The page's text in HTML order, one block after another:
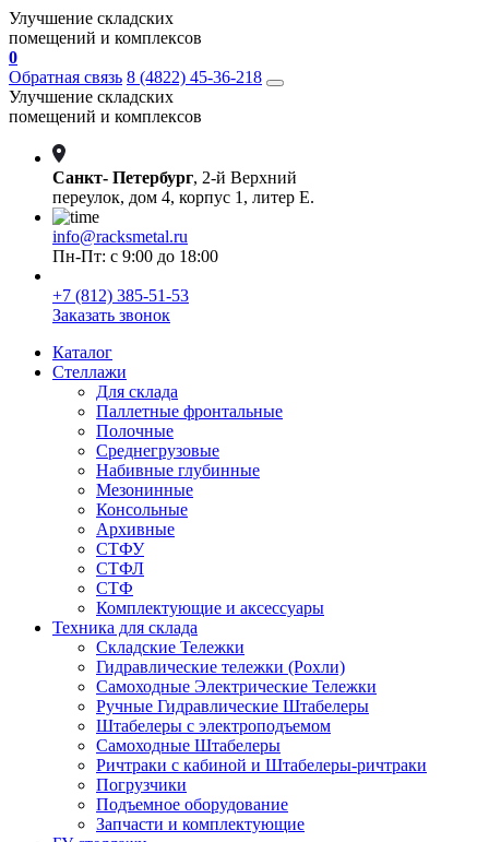
Улучшение складских
помещений и комплексов
0
Обратная связь 8 (4822) 45-36-218
Улучшение складских
помещений и комплексов
Санкт- Петербург, 2-й Верхний
переулок, дом 4, корпус 1, литер Е.
info@racksmetal.ru
Пн-Пт: с 9:00 до 18:00
+7 (812) 385-51-53
Заказать звонок
Каталог
Стеллажи
Для склада
Паллетные фронтальные
Полочные
Среднегрузовые
Набивные глубинные
Мезонинные
Консольные
Архивные
СТФУ
СТФЛ
СТФ
Комплектующие и аксессуары
Техника для склада
Складские Тележки
Гидравлические тележки (Рохли)
Самоходные Электрические Тележки
Ручные Гидравлические Штабелеры
Штабелеры с электроподъемом
Самоходные Штабелеры
Ричтраки с кабиной и Штабелеры-ричтраки
Погрузчики
Подъемное оборудование
Запчасти и комплектующие